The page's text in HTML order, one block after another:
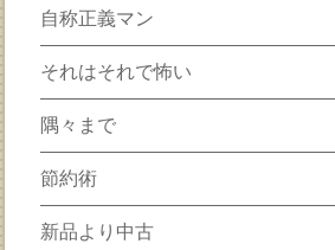
自称正義マン
それはそれで怖い
隅々まで
節約術
新品より中古